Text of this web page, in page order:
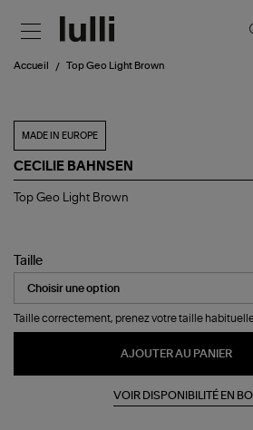
Accueil Top Geo Light Brown
MADE IN EUROPE
CECILIE BAHNSEN
Top
Top Geo Light Brown
Taille
Taille correctement, prenez votre taille
AJOUTER AU PANIER
VOIR DISPONIBILITÉ EN